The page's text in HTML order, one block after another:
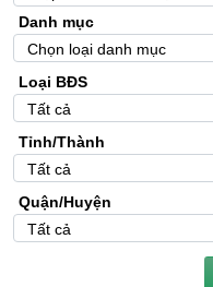
Danh mục
Loại BĐS
Tỉnh/Thành
Quận/Huyện